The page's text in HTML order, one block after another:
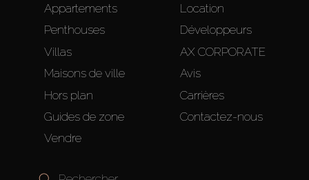
Appartements
Penthouses
Villas
Maisons de ville
Hors plan
Guides de zone
Vendre
Location
Développeurs
AX CORPORATE
Avis
Carrières
Contactez-nous